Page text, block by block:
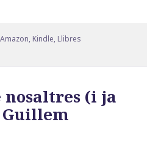
Etiquetes
Amazon, Kindle, Llibres
nosaltres (i ja
Guillem